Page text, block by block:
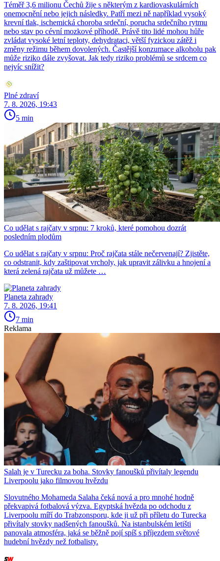
Téměř 3,6 milionu Čechů žije s některým z kardiovaskulárních
onemocnění nebo jejich následky. Patří mezi ně například vysoký
krevní tlak, ischemická choroba srdeční, porucha srdečního rytmu
nebo stav po cévní mozkové příhodě. Právě tito lidé mohou hůře
zvládat vysoké letní teploty, dehydrataci, větší fyzickou zátěž i
změny režimu během dovolených. Častější konzumace alkoholu pak
může riziko dále zvyšovat. Jak tedy riziko problémů se srdcem co
nejvíc snížit?
Plné zdraví
7. 8. 2026, 19:43
5 min
Co udělat s rajčaty v srpnu: 7 kroků, které pomohou dozrát
posledním plodům
Co udělat s rajčaty v srpnu: Proč rajčata stále nečervenají? Zjistěte,
co odstranit, kdy zaštipovat vrcholy, jak upravit zálivku a hnojení a
která zelená rajčata už můžete …
Planeta zahrady
7. 8. 2026, 19:41
7 min
Reklama
Salah je v Turecku za boha. Stovky fanoušků přivítaly legendu
Liverpoolu jako filmovou hvězdu
Slovutného Mohameda Salaha čeká nová a pro mnohé hodně
překvapivá fotbalová výzva. Egyptská hvězda po odchodu z
Liverpoolu míří do Trabzonsporu, kde ji už při příletu do Turecka
přivítaly stovky nadšených fanoušků. Na istanbulském letišti
panovala atmosféra, jaká se běžně pojí spíš s příjezdem světové
hudební hvězdy než fotbalisty.